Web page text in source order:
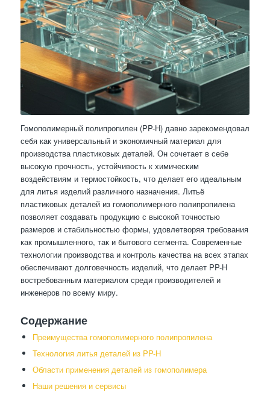
Гомополимерный полипропилен (PP-H) давно зарекомендовал
себя как универсальный и экономичный материал для
производства пластиковых деталей. Он сочетает в себе
высокую прочность, устойчивость к химическим
воздействиям и термостойкость, что делает его идеальным
для литья изделий различного назначения. Литьё
пластиковых деталей из гомополимерного полипропилена
позволяет создавать продукцию с высокой точностью
размеров и стабильностью формы, удовлетворяя требования
как промышленного, так и бытового сегмента. Современные
технологии производства и контроль качества на всех этапах
обеспечивают долговечность изделий, что делает PP-H
востребованным материалом среди производителей и
инженеров по всему миру.
Содержание
Преимущества гомополимерного полипропилена
Технология литья деталей из PP-H
Области применения деталей из гомополимера
Наши решения и сервисы